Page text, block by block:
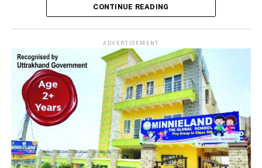
घायल है। बताया जा रहा है कि वाहन रास्ते से गुजर रहा था इसी दौरान
बोल्डर उस पर आ गिरा।
एक की मौत, दो गंभीर रूप से घायल
मिली जानकारी के अनुसार up 16 eu7595 की एक प्राइवेट बोलेरा के
ऊपर बोल्डर गिर गया। जिसमें एक व्यक्ति की मौके पर ही मौत हो गई जबकि
2 व्यक्तियों को उपचार के लिए हंस हॉस्पिटल सतपुली भेजा गया है। जिनकी
हालत गंभीर बनी हुई है।
CONTINUE READING
ADVERTISEMENT